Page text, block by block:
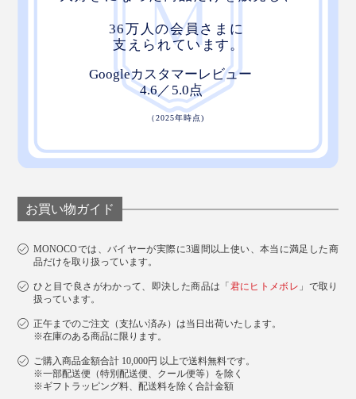
お買い物ガイド
MONOCOでは、バイヤーが実際に3週間以上使い、本当に満足した商
品だけを取り扱っています。
ひと目で良さがわかって、即決した商品は「君にヒトメボレ 」で取り
扱っています。
正午までのご注文（支払い済み）は当日出荷いたします。
※在庫のある商品に限ります。
ご購入商品金額合計 10,000円 以上で送料無料です。
※一部配送便（特別配送便、クール便等）を除く
※ギフトラッピング料、配送料を除く合計金額